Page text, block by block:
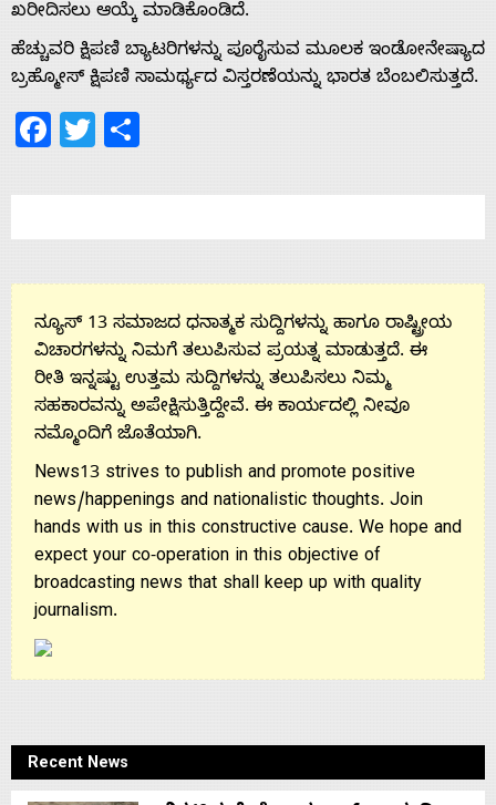
Advertise
With
Us
ಖರೀದಿಸಲು ಆಯ್ಕೆ ಮಾಡಿಕೊಂಡಿದೆ.
ಹೆಚ್ಚುವರಿ ಕ್ಷಿಪಣಿ ಬ್ಯಾಟರಿಗಳನ್ನು ಪೂರೈಸುವ ಮೂಲಕ ಇಂಡೋನೇಷ್ಯಾದ
ಬ್ರಹ್ಮೋಸ್ ಕ್ಷಿಪಣಿ ಸಾಮರ್ಥ್ಯದ ವಿಸ್ತರಣೆಯನ್ನು ಭಾರತ ಬೆಂಬಲಿಸುತ್ತದೆ.
Facebook
Twitter
ನ್ಯೂಸ್ 13 ಸಮಾಜದ ಧನಾತ್ಮಕ ಸುದ್ದಿಗಳನ್ನು ಹಾಗೂ ರಾಷ್ಟ್ರೀಯ
ವಿಚಾರಗಳನ್ನು ನಿಮಗೆ ತಲುಪಿಸುವ ಪ್ರಯತ್ನ ಮಾಡುತ್ತದೆ. ಈ
ರೀತಿ ಇನ್ನಷ್ಟು ಉತ್ತಮ ಸುದ್ದಿಗಳನ್ನು ತಲುಪಿಸಲು ನಿಮ್ಮ
ಸಹಕಾರವನ್ನು ಅಪೇಕ್ಷಿಸುತ್ತಿದ್ದೇವೆ. ಈ ಕಾರ್ಯದಲ್ಲಿ ನೀವೂ
ನಮ್ಮೊಂದಿಗೆ ಜೊತೆಯಾಗಿ.
News13 strives to publish and promote positive
news/happenings and nationalistic thoughts. Join
hands with us in this constructive cause. We hope and
expect your co-operation in this objective of
broadcasting news that shall keep up with quality
journalism.
Recent News